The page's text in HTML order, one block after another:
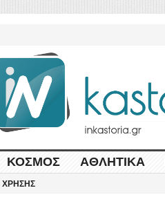
ΚΌΣΜΟΣ ΑΘΛΗΤΙΚΆ
ΧΡΉΣΗΣ